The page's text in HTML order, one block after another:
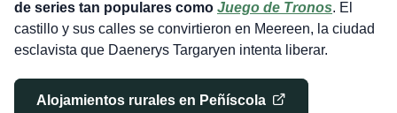
de series tan populares como Juego de Tronos. El
castillo y sus calles se convirtieron en Meereen, la ciudad
esclavista que Daenerys Targaryen intenta liberar.
Alojamientos rurales en Peñíscola